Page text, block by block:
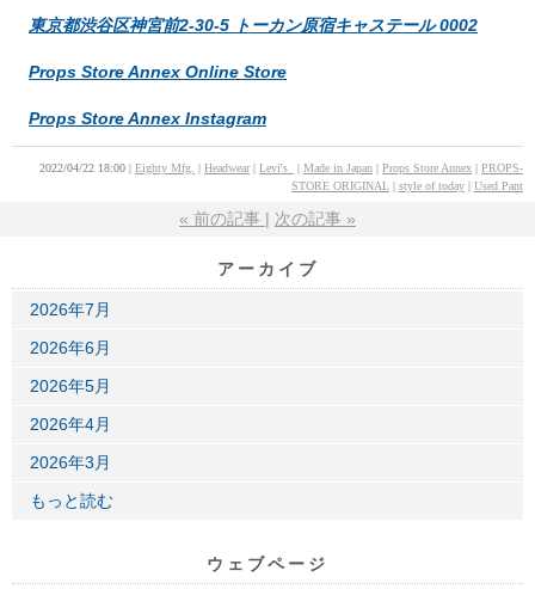
東京都渋谷区神宮前2-30-5 トーカン原宿キャステール 0002
Props Store Annex Online Store
Props Store Annex Instagram
2022/04/22 18:00 Eighty Mfg. Headwear Levi's_ Made in Japan Props Store Annex
PROPS-
STORE ORIGINAL
style of today Used Pant
« 前の記事 次の記事 »
アーカイブ
2026年7月
2026年6月
2026年5月
2026年4月
2026年3月
もっと読む
ウェブページ